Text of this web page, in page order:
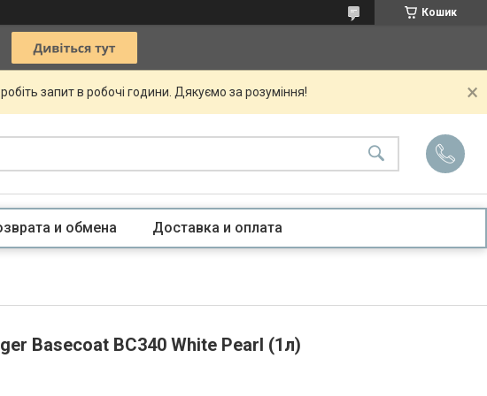
Кошик
запит в робочі години. Дякуємо за розуміння!
и обмена Доставка и оплата
Basecoat BC340 White Pearl (1л)